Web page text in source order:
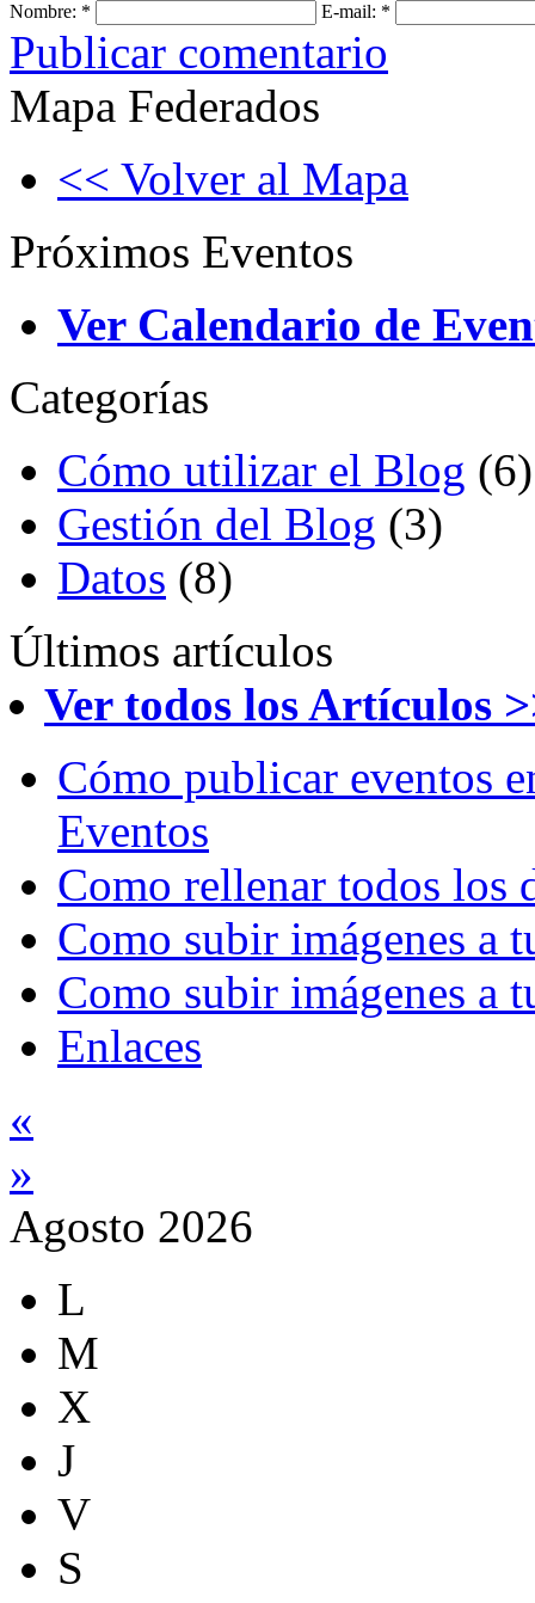
Nombre: * E-mail: *
Publicar comentario
Mapa Federados
<< Volver al Mapa
Próximos Eventos
Ver Calendario de
Categorías
Cómo utilizar el Blog (6)
Gestión del Blog (3)
Datos (8)
Últimos artículos
Ver todos los Artículos
Cómo publicar eventos
Eventos
Como rellenar todos los
Como subir imágenes a
Como subir imágenes a
Enlaces
«
»
Agosto 2026
L
M
X
J
V
S